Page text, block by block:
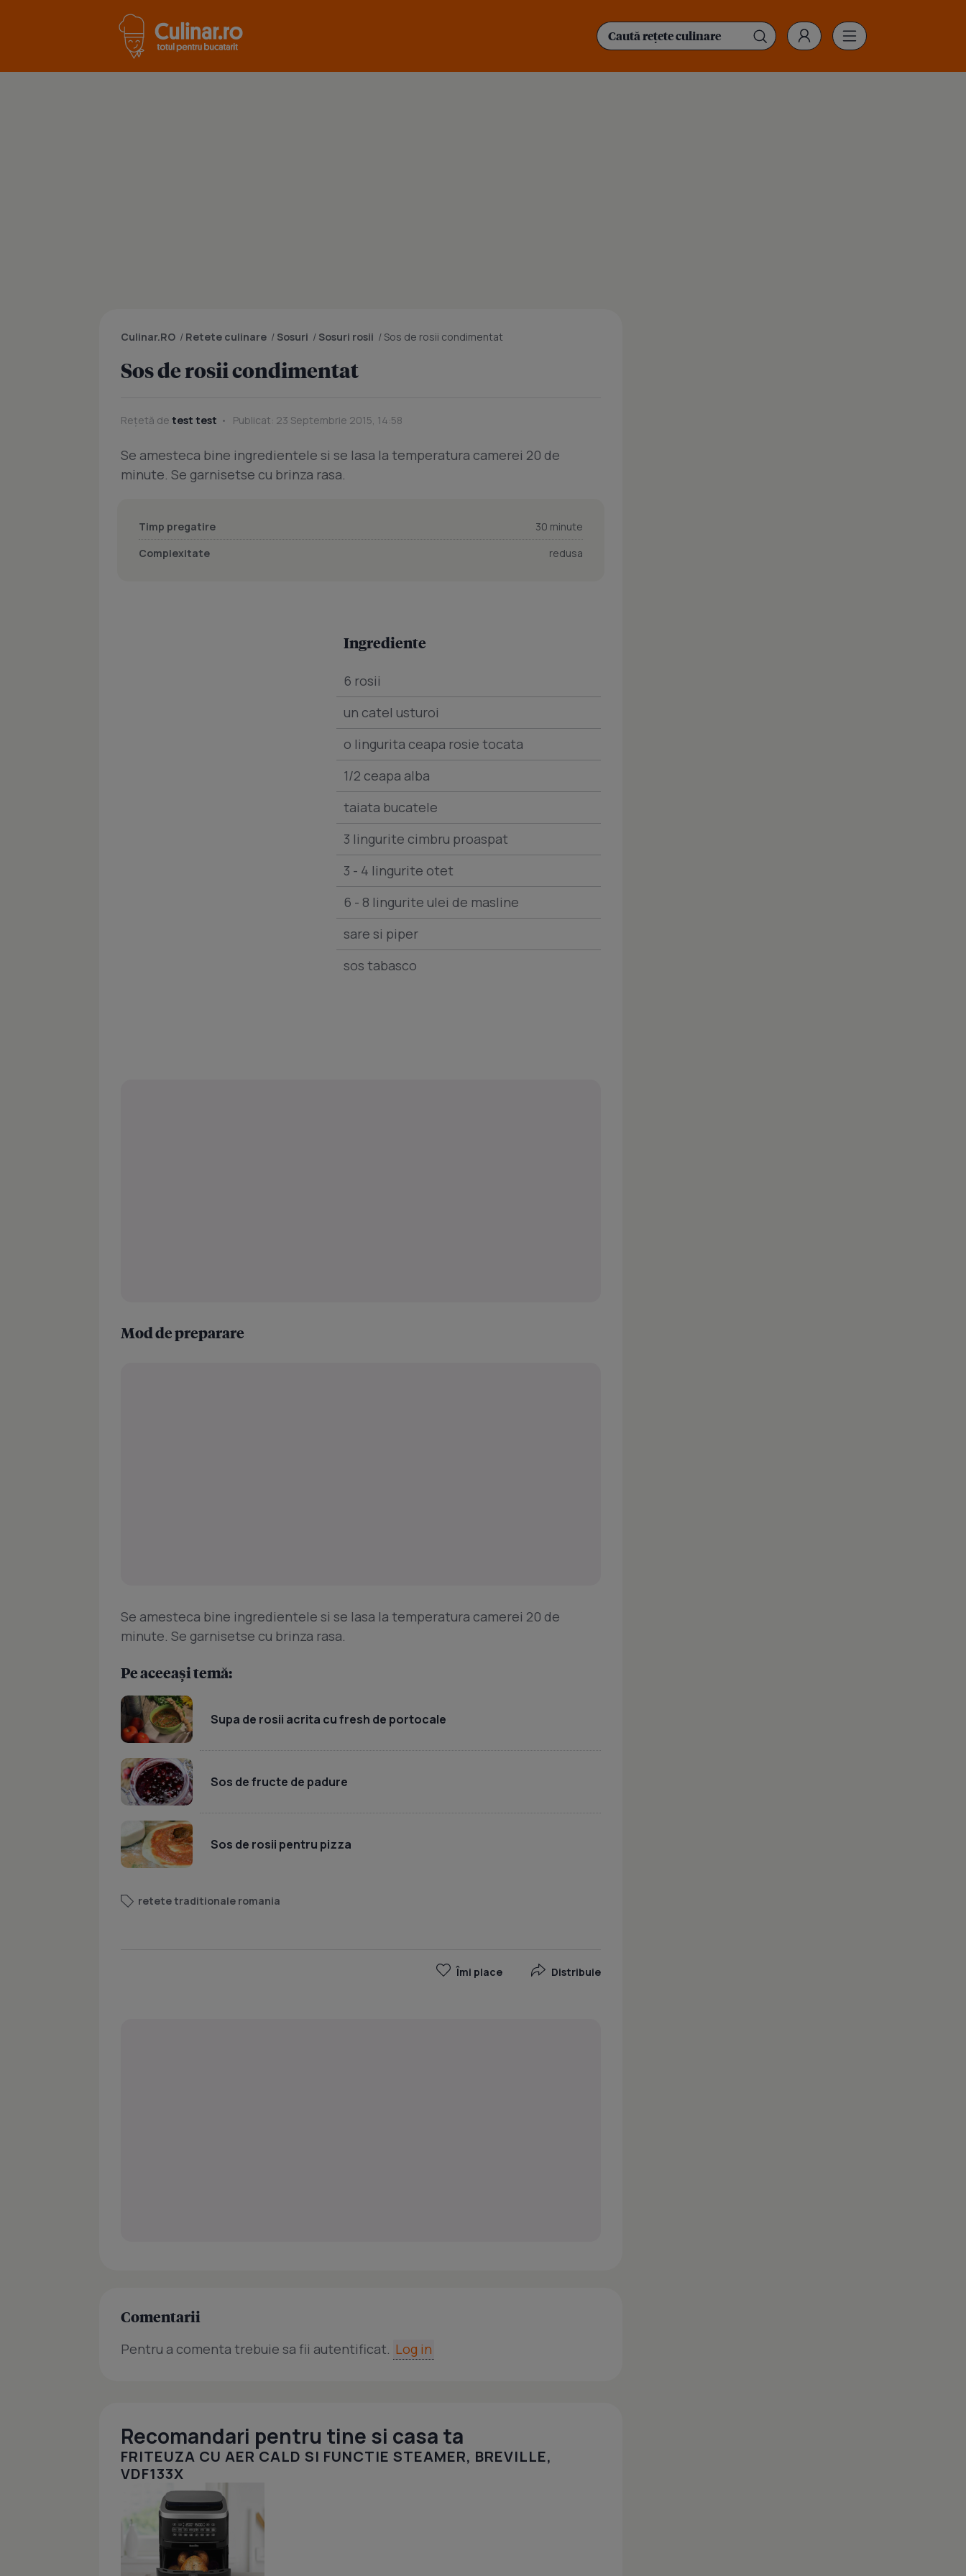
Culinar.RO / Retete culinare / Sosuri / Sosuri rosii /Sos de rosii condimentat
Sos de rosii condimentat
Rețetă de test test Publicat: 23 Septembrie 2015, 14:58
Se amesteca bine ingredientele si se lasa la temperatura camerei 20 de
minute. Se garnisetse cu brinza rasa.
Timp pregatire
30 minute
Complexitate
redusa
Ingrediente
6 rosii
un catel usturoi
o lingurita ceapa rosie tocata
1/2 ceapa alba
taiata bucatele
3 lingurite cimbru proaspat
3 - 4 lingurite otet
6 - 8 lingurite ulei de masline
sare si piper
sos tabasco
Mod de preparare
Se amesteca bine ingredientele si se lasa la temperatura camerei 20 de
minute. Se garnisetse cu brinza rasa.
Pe aceeași temă:
Supa de rosii acrita cu fresh de portocale
Sos de fructe de padure
Sos de rosii pentru pizza
retete traditionale romania
Îmi place Distribuie
Comentarii
Pentru a comenta trebuie sa fii autentificat. Log in
Recomandari pentru tine si casa ta
FRITEUZA CU AER CALD SI FUNCTIE STEAMER, BREVILLE,
VDF133X